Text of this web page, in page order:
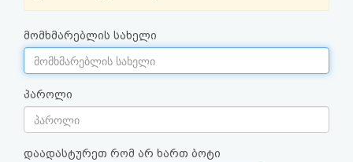
ფოსტა
კითხვა-
პასუხი
ავტორიზაცია
მომხმარებლის სახელი
პაროლი
დაადასტურეთ რომ არ ხართ ბოტი